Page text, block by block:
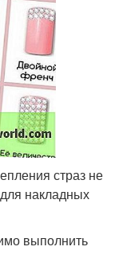
страз не
накладных
выполнить